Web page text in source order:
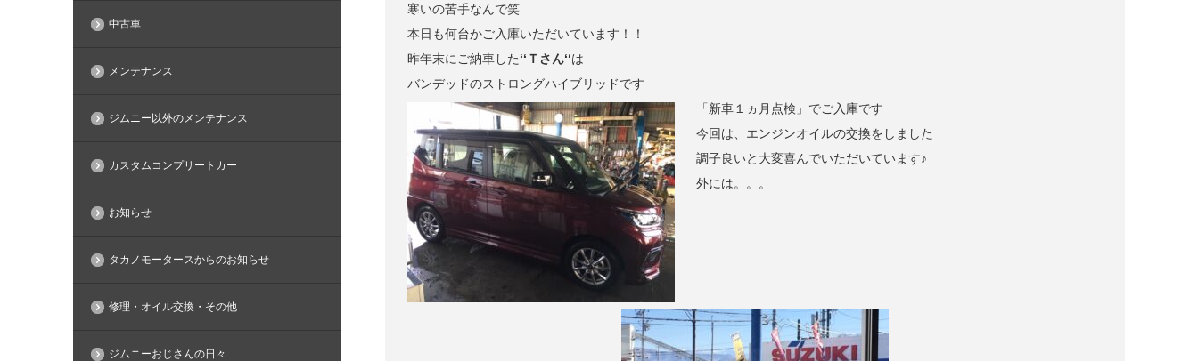
寒いの苦手なんで笑
本日も何台かご入庫いただいています！！
昨年末にご納車した‘‘Ｔさん‘‘は
バンデッドのストロングハイブリッドです
「新車１ヵ月点検」でご入庫です
今回は、エンジンオイルの交換をしました
調子良いと大変喜んでいただいています♪
外には。。。
中古車
メンテナンス
ジムニー以外のメンテナンス
カスタムコンプリートカー
お知らせ
タカノモータースからのお知らせ
修理・オイル交換・その他
ジムニーおじさんの日々